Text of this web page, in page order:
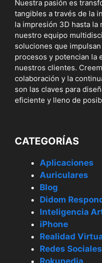
Nuestra pasión es
tangibles a través de la
la impresión 3D hasta la
nuestro equipo
soluciones que
procesos y potencian la
nuestros clientes.
colaboración y la
son las claves para
eficiente y lleno de
CATEGORÍAS
Aplicaciones
Auriculares
Blog
Didom
Inteligencia
iPhone
Realidad
Redes Sociales